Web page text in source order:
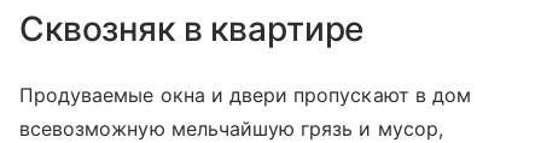
Сквозняк в квартире
Продуваемые окна и двери пропускают в дом
всевозможную мельчайшую грязь и мусор,